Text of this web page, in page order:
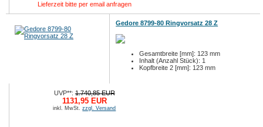
Lieferzeit bitte per email anfragen
Gedore 8799-80 Ringvorsatz 28 Z
Gesamtbreite [mm]: 123 mm
Inhalt (Anzahl Stück): 1
Kopfbreite 2 [mm]: 123 mm
UVP**:1.740,85 EUR
1131,95 EUR
inkl. MwSt.zzgl. Versand